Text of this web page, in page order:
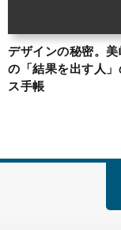
デザインの秘密。
の「結果を出す人
ス手帳